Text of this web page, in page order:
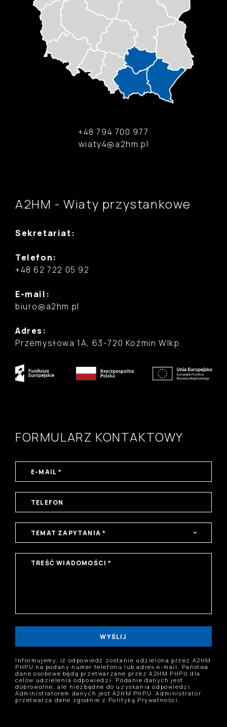
+48 794 700 977
wiaty4@a2hm.pl
A2HM - Wiaty przystankowe
Sekretariat:
Telefon:
+48 62 722 05 92
E-mail:
biuro@a2hm.pl
Adres:
Przemysłowa 1A, 63-720 Koźmin Wlkp.
FORMULARZ KONTAKTOWY
WYŚLIJ
Informujemy, iż odpowiedź zostanie udzielona przez A2HM
PHPU na podany numer telefonu lub adres e-mail. Państwa
dane osobowe będą przetwarzane przez A2HM PHPU dla
celów udzielenia odpowiedzi. Podanie danych jest
dobrowolne, ale niezbędne do uzyskania odpowiedzi.
Administratorem danych jest A2HM PHPU. Administrator
przetwarza dane zgodnie z Polityką Prywatności.